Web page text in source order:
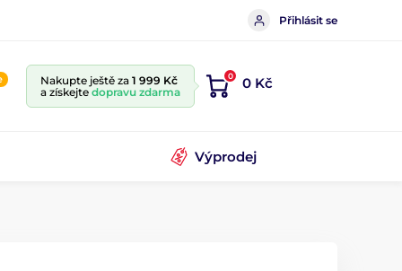
Přihlásit se
Nakupte ještě za 1 999 Kč
a získejte dopravu zdarma
0 0 Kč
Výprodej